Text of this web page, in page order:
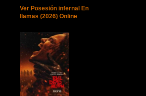
Ver Posesión infernal En
llamas (2026) Online